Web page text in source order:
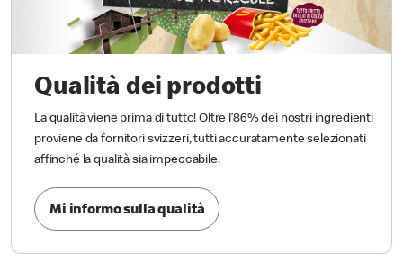
Qualità dei prodotti
La qualità viene prima di tutto! Oltre l’86% dei nostri ingredienti
proviene da fornitori svizzeri, tutti accuratamente selezionati
affinché la qualità sia impeccabile.
Mi informo sulla qualità